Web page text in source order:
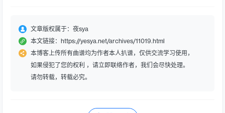
文章版权属于：夜sya
本文链接：https://yesya.net/archives/11019.html
本博客上传所有曲谱均为作者本人扒谱，仅供交流学习使用，
如果侵犯了您的权利 ，请立即联络作者，我们会尽快处理。
请勿转载，转载必究。